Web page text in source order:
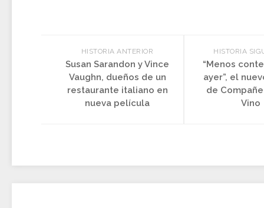
HISTORIA
“Menos
ayer”, el
de
Vino
HISTORIA ANTERIOR
Susan Sarandon y Vince
Vaughn, dueños de un
restaurante italiano en
nueva película